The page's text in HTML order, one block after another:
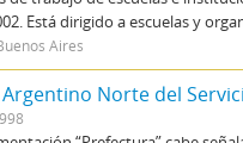
Está dirigido a escuelas y
Aires
Norte del